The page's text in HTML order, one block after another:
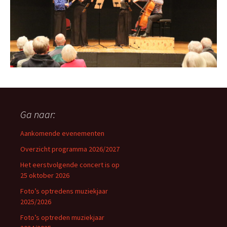
Ga naar:
Aankomende evenementen
Overzicht programma 2026/2027
Het eerstvolgende concert is op
25 oktober 2026
Foto’s optredens muziekjaar
2025/2026
Foto’s optreden muziekjaar